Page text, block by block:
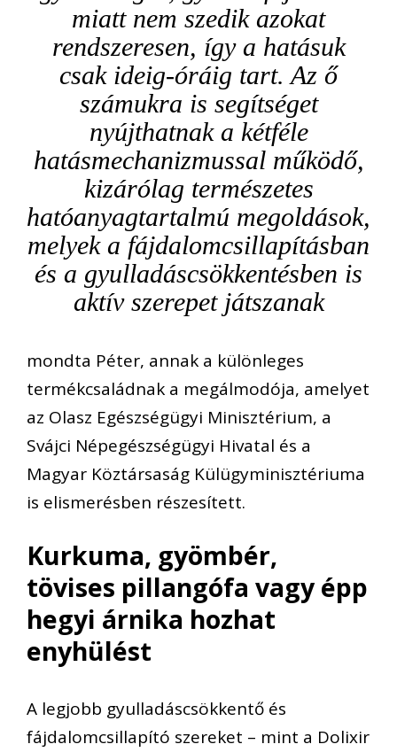
miatt nem szedik azokat
rendszeresen, így a hatásuk
csak ideig-óráig tart. Az ő
számukra is segítséget
nyújthatnak a kétféle
hatásmechanizmussal működő,
kizárólag természetes
hatóanyagtartalmú megoldások,
melyek a fájdalomcsillapításban
és a gyulladáscsökkentésben is
aktív szerepet játszanak
mondta Péter, annak a különleges
termékcsaládnak a megálmodója, amelyet
az Olasz Egészségügyi Minisztérium, a
Svájci Népegészségügyi Hivatal és a
Magyar Köztársaság Külügyminisztériuma
is elismerésben részesített.
Kurkuma, gyömbér,
tövises pillangófa vagy épp
hegyi árnika hozhat
enyhülést
A legjobb gyulladáscsökkentő és
fájdalomcsillapító szereket – mint a Dolixir